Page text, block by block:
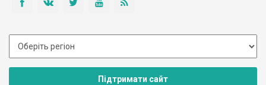
Підтримати сайт